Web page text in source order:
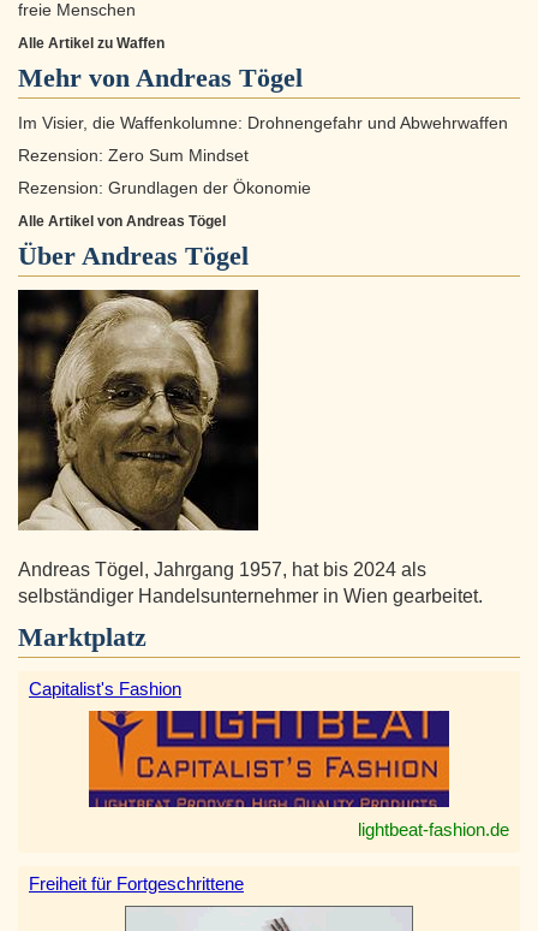
freie Menschen
Alle Artikel zu Waffen
Mehr von Andreas Tögel
Im Visier, die Waffenkolumne: Drohnengefahr und Abwehrwaffen
Rezension: Zero Sum Mindset
Rezension: Grundlagen der Ökonomie
Alle Artikel von Andreas Tögel
Über Andreas Tögel
Andreas Tögel, Jahrgang 1957, hat bis 2024 als
selbständiger Handelsunternehmer in Wien gearbeitet.
Marktplatz
Capitalist's Fashion
lightbeat-fashion.de
Freiheit für Fortgeschrittene